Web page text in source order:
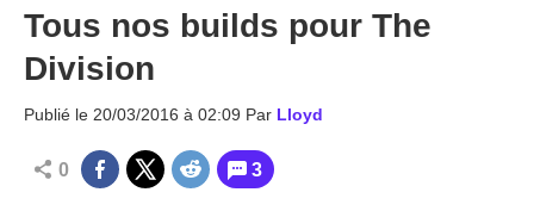
MGG
Tous nos builds pour The
Division
Publié le 20/03/2016 à 02:09 Par Lloyd
0 3